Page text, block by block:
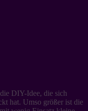
DIY-Idee, die sich
hat. Umso größer ist die